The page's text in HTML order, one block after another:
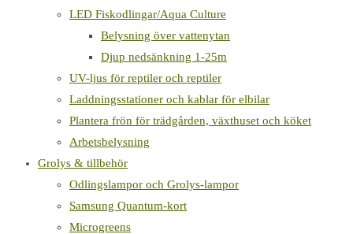
LED Fiskodlingar/Aqua Culture
Belysning över vattenytan
Djup nedsänkning 1-25m
UV-ljus för reptiler och reptiler
Laddningsstationer och kablar för elbilar
Plantera frön för trädgården, växthuset och köket
Arbetsbelysning
Grolys & tillbehör
Odlingslampor och Grolys-lampor
Samsung Quantum-kort
Microgreens